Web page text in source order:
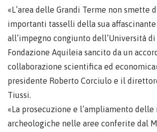
«L’area delle Grandi Terme non smette
importanti tasselli della sua
all’impegno congiunto dell’Università
Fondazione Aquileia sancito da un
collaborazione scientifica ed
presidente Roberto Corciulo e il
Tiussi.
«La prosecuzione e l’ampliamento delle
archeologiche nelle aree conferite dal